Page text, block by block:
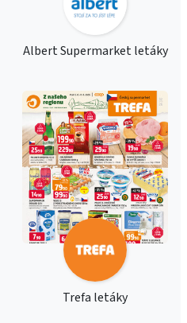
Albert Supermarket letáky
Trefa letáky